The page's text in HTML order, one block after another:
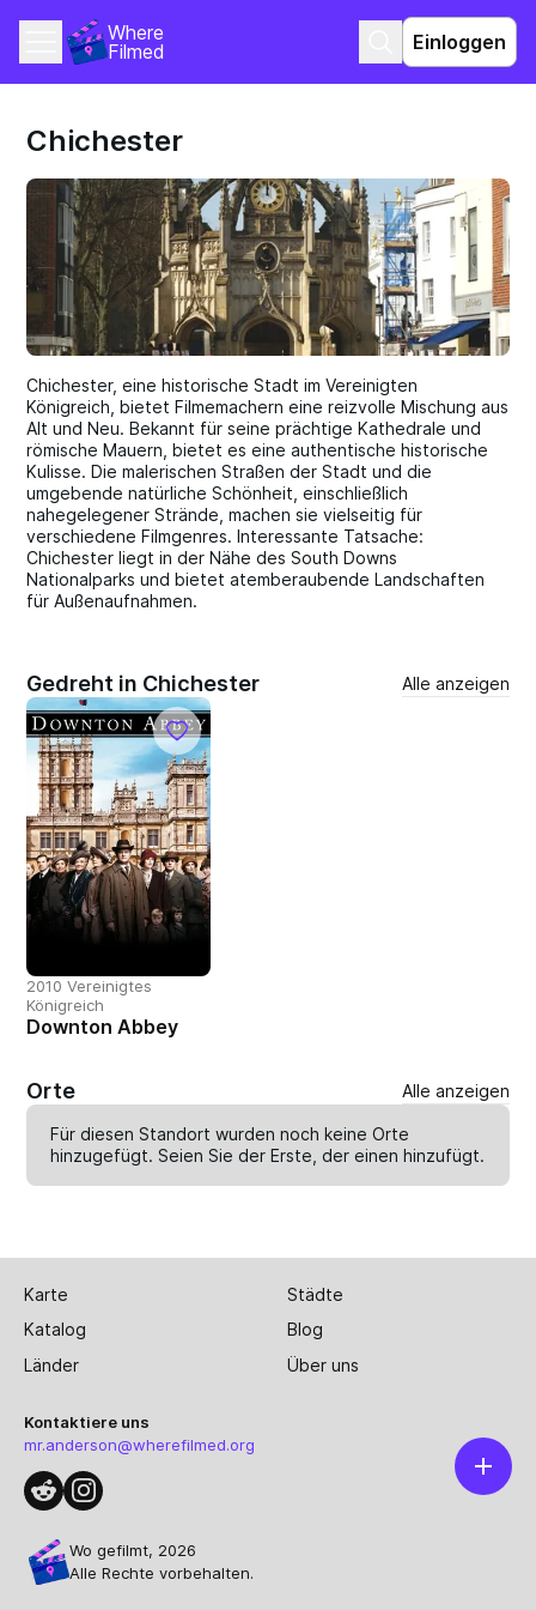
Where
Filmed
Einloggen
Chichester
Chichester, eine historische Stadt im Vereinigten
Königreich, bietet Filmemachern eine reizvolle Mischung aus
Alt und Neu. Bekannt für seine prächtige Kathedrale und
römische Mauern, bietet es eine authentische historische
Kulisse. Die malerischen Straßen der Stadt und die
umgebende natürliche Schönheit, einschließlich
nahegelegener Strände, machen sie vielseitig für
verschiedene Filmgenres. Interessante Tatsache:
Chichester liegt in der Nähe des South Downs
Nationalparks und bietet atemberaubende Landschaften
für Außenaufnahmen.
Gedreht in Chichester Alle anzeigen
2010 Vereinigtes
Königreich
Downton Abbey
Orte Alle anzeigen
Für diesen Standort wurden noch keine Orte
hinzugefügt. Seien Sie der Erste, der einenhinzufügt.
Karte
Städte
Katalog
Blog
Länder
Über uns
Kontaktiere uns
mr.anderson@wherefilmed.org
Wo gefilmt, 2026
Alle Rechte vorbehalten.